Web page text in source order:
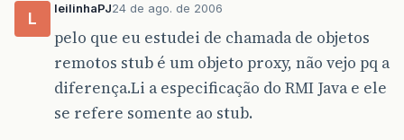
L
leilinhaPJ24 de ago. de 2006
pelo que eu estudei de chamada de objetos
remotos stub é um objeto proxy, não vejo pq a
diferença.Li a especificação do RMI Java e ele
se refere somente ao stub.